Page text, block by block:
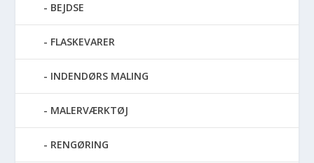
BEJDSE
FLASKEVARER
INDENDØRS MALING
MALERVÆRKTØJ
RENGØRING